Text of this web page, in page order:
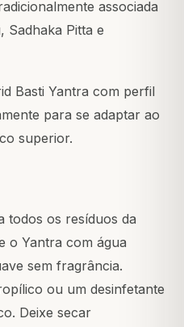
associada
Sadhaka Pitta e
Basti Yantra com perfil
para se adaptar ao
superior.
todos os resíduos da
o Yantra com água
sem fragrância.
ou um desinfetante
Deixe secar